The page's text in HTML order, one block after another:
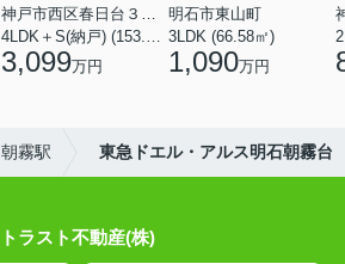
神戸市西区春日台３丁目
4LDK＋S(納戸) (153.86㎡)
3,099万円
明石市東山町
3LDK (66.58㎡)
1,090万円
朝霧駅 東急ドエル・アルス明石朝霧台
トラスト不動産(株)